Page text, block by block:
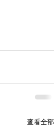
查看全部